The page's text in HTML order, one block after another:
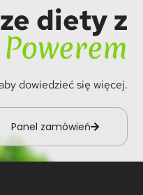
diety z
Powerem
dowiedzieć się więcej.
Panel zamówień